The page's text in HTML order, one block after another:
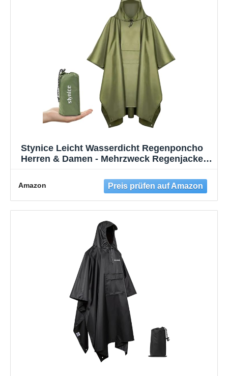
Stynice Leicht Wasserdicht Regenponcho
Herren & Damen - Mehrzweck Regenjacke
Camping Wandern Hikking - Atmungsaktive
3in1 Regencape
Amazon